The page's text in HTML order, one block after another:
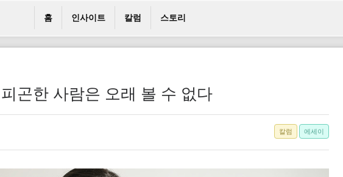
홈 인사이트 칼럼 스토리
곤한 사람은 오래 볼 수 없다
에세이
칼럼